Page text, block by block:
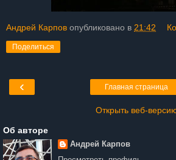
Андрей Карпов опубликовано в 21:42
Поделиться
‹ Главная страница
Открыть веб-
Об авторе
Андрей Карпов